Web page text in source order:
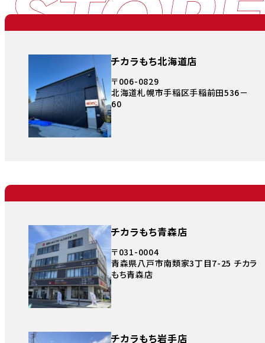
チカラもち北海道店
〒006-0829
北海道札幌市手稲区手稲前田536－
60
チカラもち青森店
〒031-0004
青森県八戸市南類家3丁目7-25 チカラ
もち青森店
チカラもち岩手店